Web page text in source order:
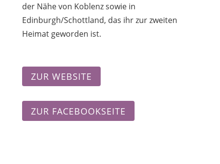
der Nähe von Koblenz sowie in
Edinburgh/Schottland, das ihr zur zweiten
Heimat geworden ist.
ZUR WEBSITE
ZUR FACEBOOKSEITE